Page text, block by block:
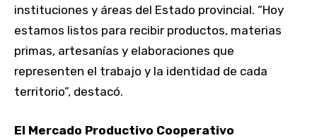
instituciones y áreas del Estado provincial. “Hoy
estamos listos para recibir productos, materias
primas, artesanías y elaboraciones que
representen el trabajo y la identidad de cada
territorio”, destacó.
El Mercado Productivo Cooperativo